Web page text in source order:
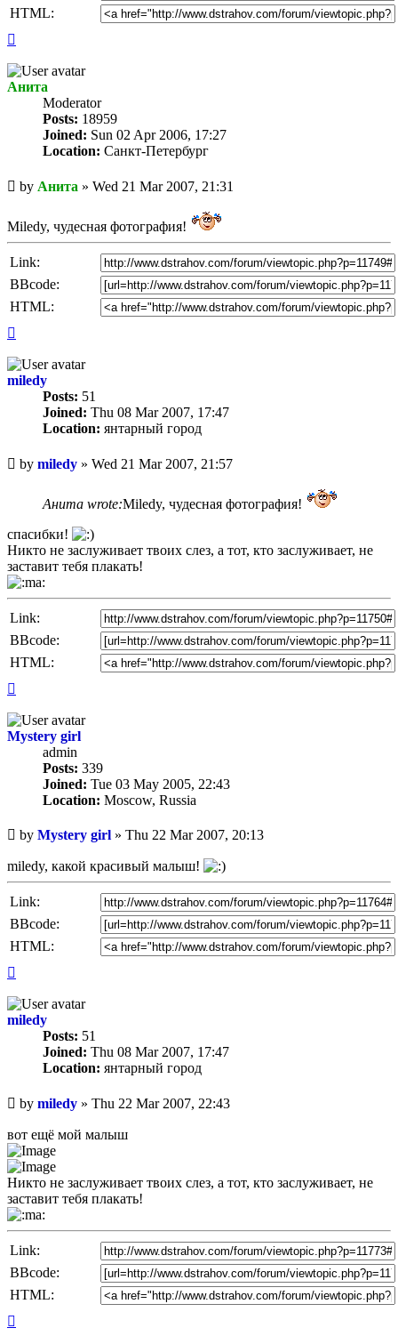
HTML:
Анита
Мoderator
Posts: 18959
Joined: Sun 02 Apr 2006, 17:27
Location: Санкт-Петербург
Unread
post
by Анита » Wed 21 Mar 2007, 21:31
Miledy, чудесная фотография!
Link:
BBcode:
HTML:
miledy
Posts: 51
Joined: Thu 08 Mar 2007, 17:47
Location: янтарный город
Unread
post
by miledy » Wed 21 Mar 2007, 21:57
Анита wrote:Miledy, чудесная фотография!
спасибки!
Никто не заслуживает твоих слез, а тот, кто заслуживает, не
заставит тебя плакать!
Link:
BBcode:
HTML:
Mystery girl
admin
Posts: 339
Joined: Tue 03 May 2005, 22:43
Location: Moscow, Russia
Unread
post
by Mystery girl » Thu 22 Mar 2007, 20:13
miledy, какой красивый малыш!
Link:
BBcode:
HTML:
miledy
Posts: 51
Joined: Thu 08 Mar 2007, 17:47
Location: янтарный город
Unread
post
by miledy » Thu 22 Mar 2007, 22:43
вот ещё мой малыш
Никто не заслуживает твоих слез, а тот, кто заслуживает, не
заставит тебя плакать!
Link:
BBcode:
HTML: